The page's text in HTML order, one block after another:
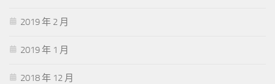
2019 年 2 月
2019 年 1 月
2018 年 12 月